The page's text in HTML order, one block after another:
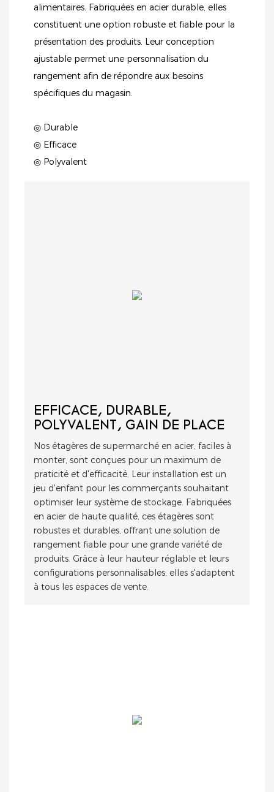
alimentaires. Fabriquées en acier durable, elles
constituent une option robuste et fiable pour la
présentation des produits. Leur conception
ajustable permet une personnalisation du
rangement afin de répondre aux besoins
spécifiques du magasin.
◎ Durable
◎ Efficace
◎ Polyvalent
EFFICACE, DURABLE,
POLYVALENT, GAIN DE PLACE
Nos étagères de supermarché en acier, faciles à
monter, sont conçues pour un maximum de
praticité et d'efficacité. Leur installation est un
jeu d'enfant pour les commerçants souhaitant
optimiser leur système de stockage. Fabriquées
en acier de haute qualité, ces étagères sont
robustes et durables, offrant une solution de
rangement fiable pour une grande variété de
produits. Grâce à leur hauteur réglable et leurs
configurations personnalisables, elles s'adaptent
à tous les espaces de vente.